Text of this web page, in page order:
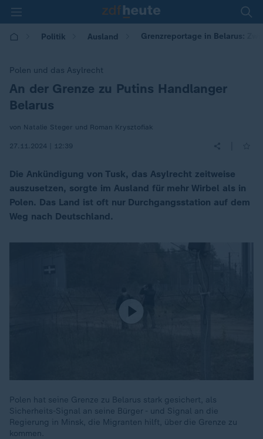
Politik Ausland Grenzreportage in Belarus:
Polen und das Asylrecht
:
An der Grenze zu Putins Handlanger
Belarus
von Natalie Steger und Roman Krysztofiak
27.11.2024 | 12:39
Die Ankündigung von Tusk, das Asylrecht zeitweise
auszusetzen, sorgte im Ausland für mehr Wirbel als in
Polen. Das Land ist oft nur Durchgangsstation auf dem
Weg nach Deutschland.
Polen hat seine Grenze zu Belarus stark gesichert, als
Sicherheits-Signal an seine Bürger - und Signal an die
Regierung in Minsk, die Migranten hilft, über die Grenze zu
kommen.